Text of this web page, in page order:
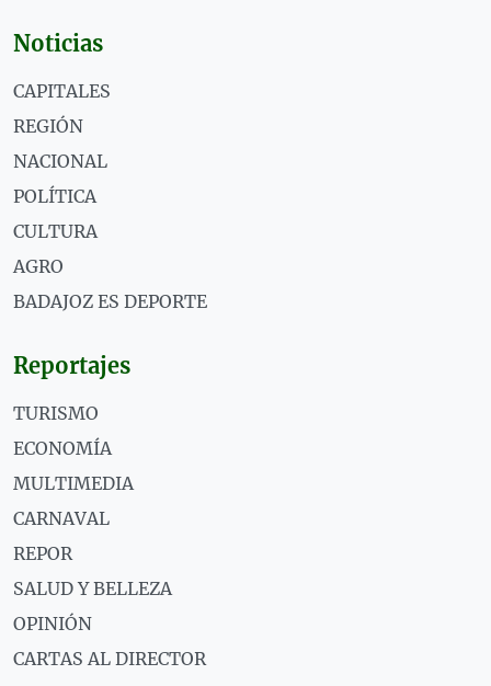
Noticias
CAPITALES
REGIÓN
NACIONAL
POLÍTICA
CULTURA
AGRO
BADAJOZ ES DEPORTE
Reportajes
TURISMO
ECONOMÍA
MULTIMEDIA
CARNAVAL
REPOR
SALUD Y BELLEZA
OPINIÓN
CARTAS AL DIRECTOR